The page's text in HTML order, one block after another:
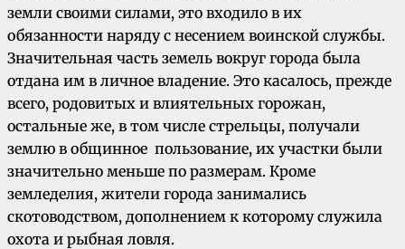
земли своими силами, это входило в их
обязанности наряду с несением воинской службы.
Значительная часть земель вокруг города была
отдана им в личное владение. Это касалось, прежде
всего, родовитых и влиятельных горожан,
остальные же, в том числе стрельцы, получали
землю в общинное пользование, их участки были
значительно меньше по размерам. Кроме
земледелия, жители города занимались
скотоводством, дополнением к которому служила
охота и рыбная ловля.